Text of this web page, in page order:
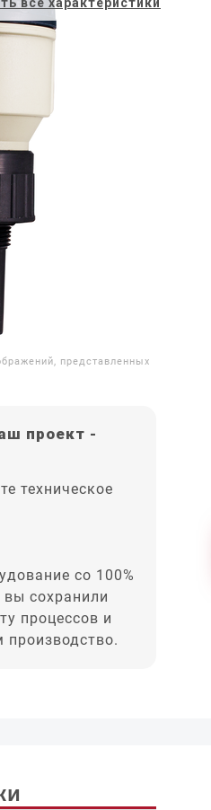
представленных
проект -
техническое
со 100%
вы сохранили
процессов и
производство.